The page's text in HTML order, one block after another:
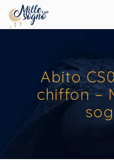
Abito
chiffon –